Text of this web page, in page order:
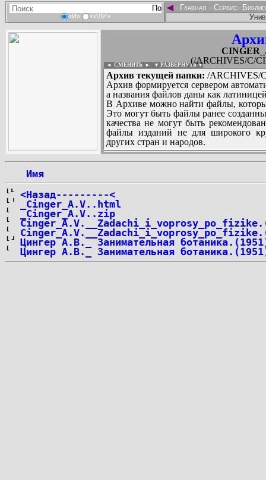
«И» «ИЛИ»
◄- Главная - Сервис-
(/ARCHIVES/C/
◄ СМЕНИТЬ ► ▼ РАЗВЕРНУТЬ ▼
Архив текущей папки: /ARCHIVES/
Архив формируется сервером
а названия файлов даны как
В Архиве можно найти файлы,
Это могут быть файлы ранее
качества не могут быть
файлы изданий не для широкого
других стран и народов.
Имя
<Назад---------<
_Cinger_A.V..html
_Cinger_A.V..zip
Цингер А.В._ Занимательная
Цингер А.В._ Занимательная